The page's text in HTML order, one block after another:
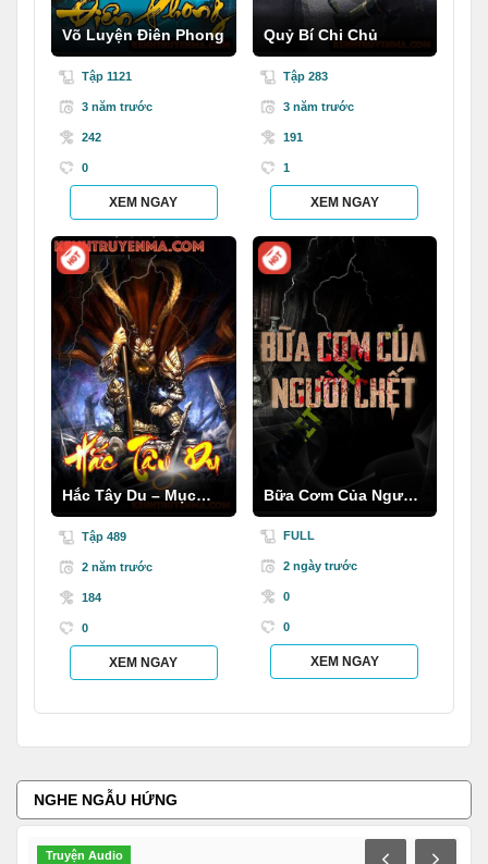
Võ Luyện Điên Phong
Tập 1121
3 năm trước
242
0
XEM NGAY
Quỷ Bí Chi Chủ
Tập 283
3 năm trước
191
1
XEM NGAY
Hắc Tây Du – Mục
Thần Ký
Tập 489
2 năm trước
184
0
XEM NGAY
Bữa Cơm Của Người
C.hết
FULL
2 ngày trước
0
0
XEM NGAY
NGHE NGẪU HỨNG
Truyện Audio